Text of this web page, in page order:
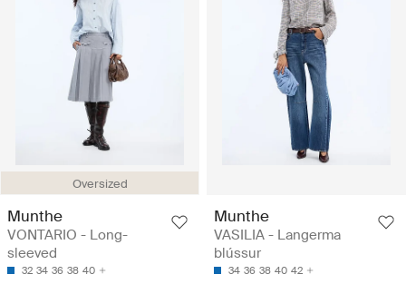
Oversized
Munthe
VONTARIO - Long-
sleeved
32 34 36 38 40
Munthe
VASILIA - Langerma
blússur
34 36 38 40 42